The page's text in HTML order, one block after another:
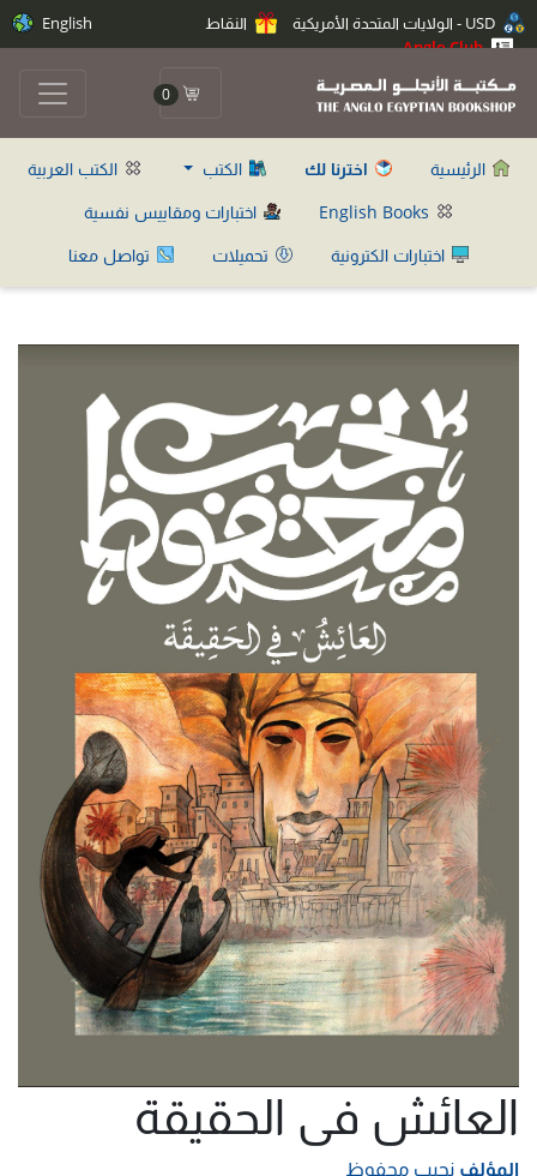
النقاط
Anglo Club
English
0
الرئيسية اخترنا لك الكتب
الكتب العربية
اختبارات ومقاييس نفسية
اختبارات الكترونية
تحميلات تواصل معنا
العائش فى الحقيقة
المؤلف نجيب محفوظ